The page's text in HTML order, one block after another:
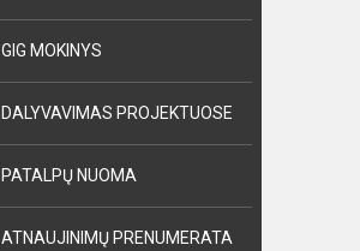
GIG MOKINYS
DALYVAVIMAS PROJEKTUOSE
PATALPŲ NUOMA
ATNAUJINIMŲ PRENUMERATA